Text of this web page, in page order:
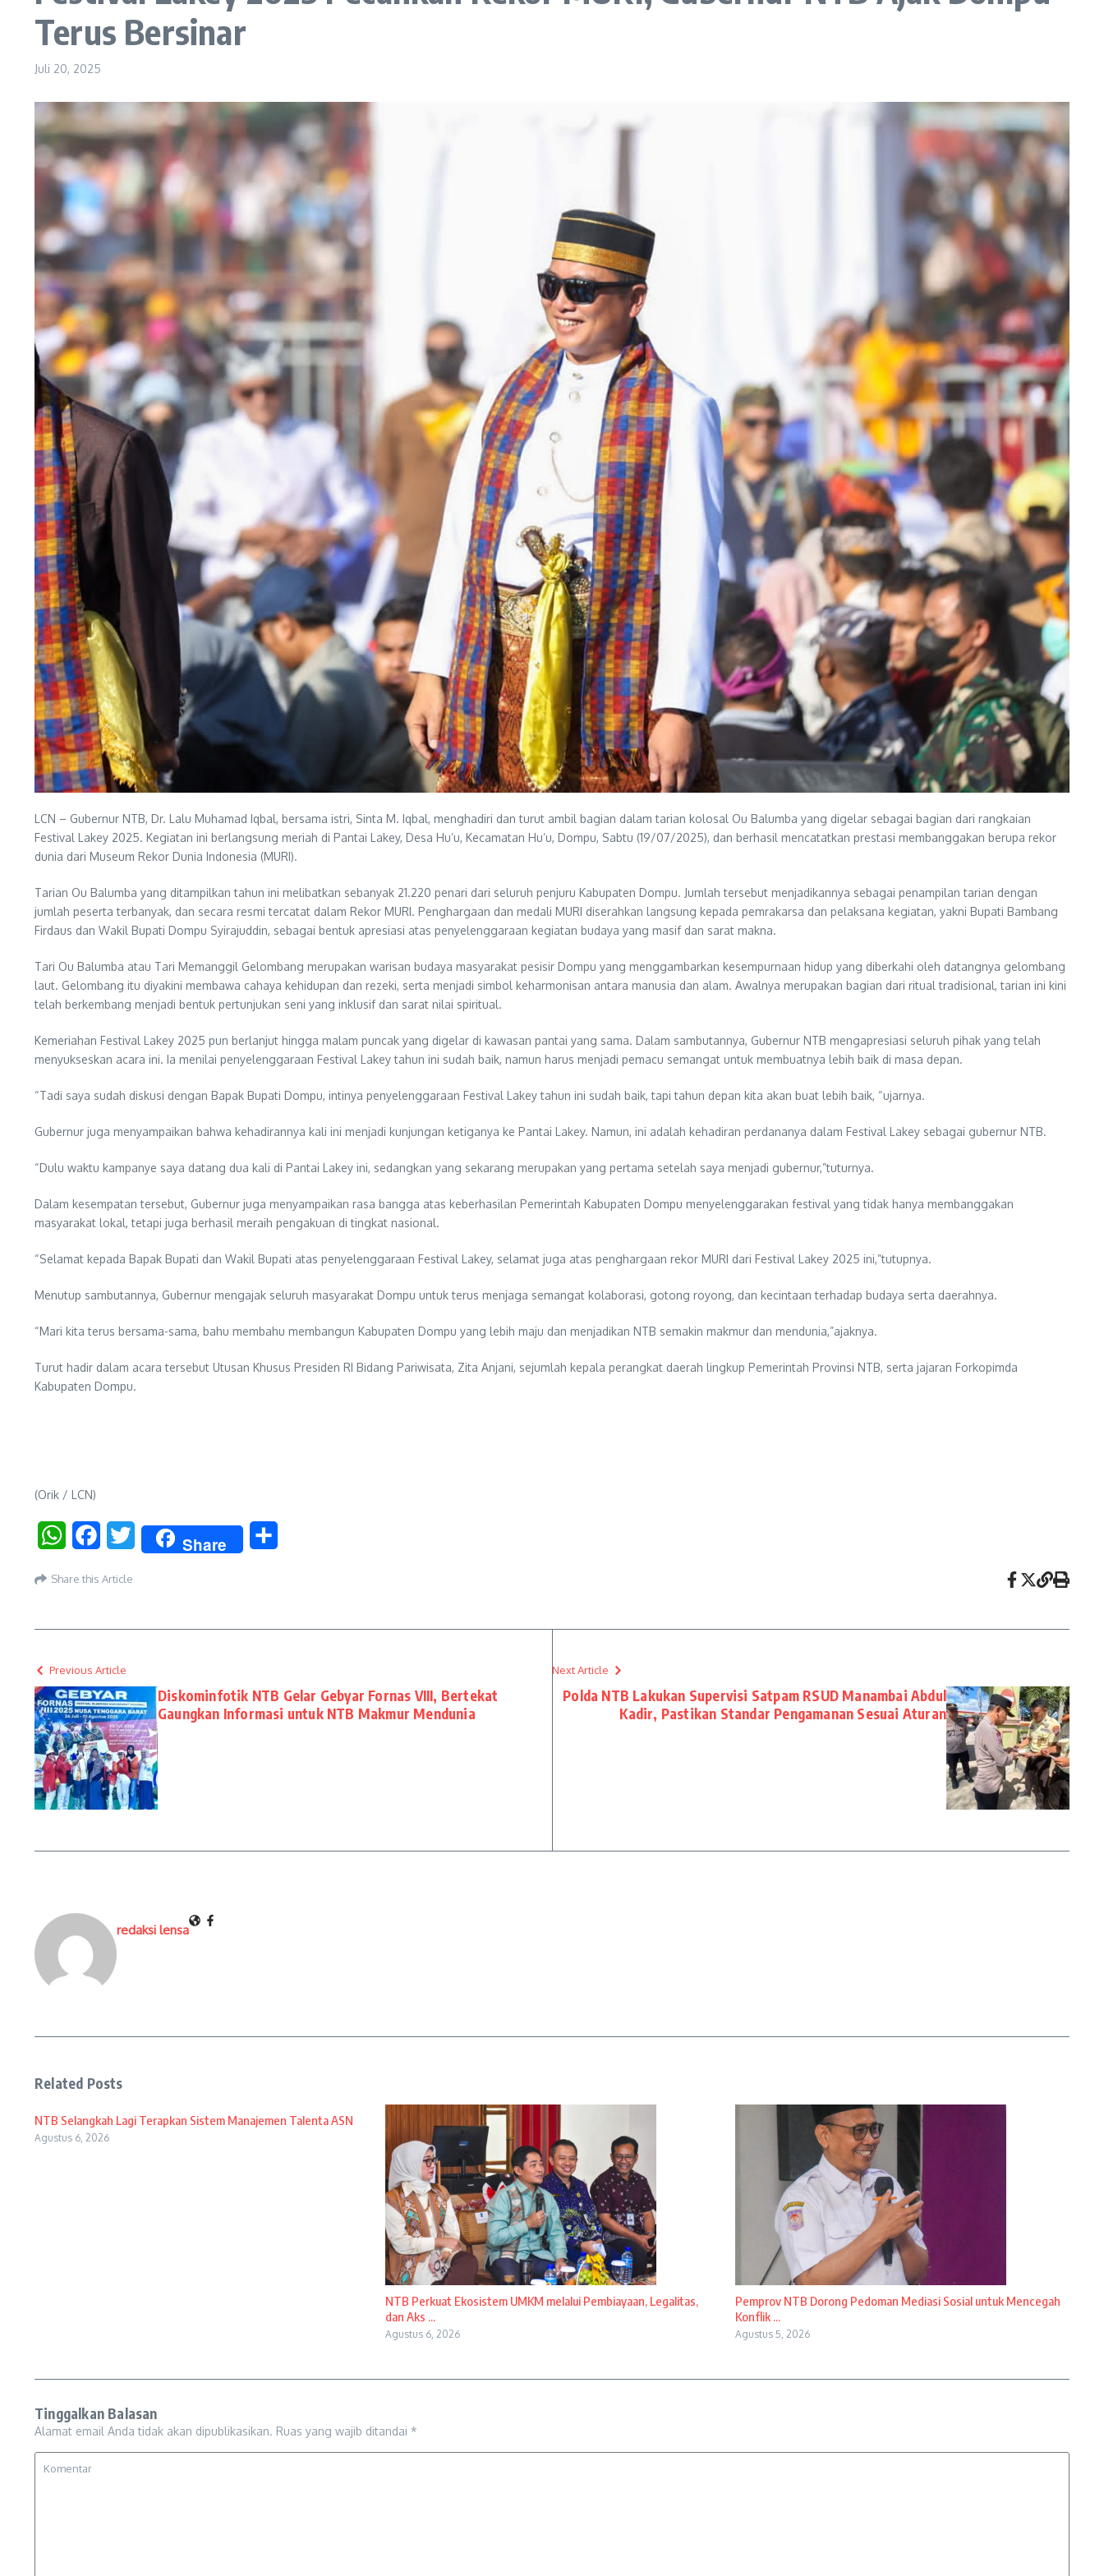
Terus Bersinar
Juli 20, 2025
LCN – Gubernur NTB, Dr. Lalu Muhamad Iqbal, bersama istri, Sinta M. Iqbal, menghadiri dan turut ambil bagian dalam tarian kolosal Ou Balumba yang digelar sebagai bagian dari rangkaian
Festival Lakey 2025. Kegiatan ini berlangsung meriah di Pantai Lakey, Desa Hu’u, Kecamatan Hu’u, Dompu, Sabtu (19/07/2025), dan berhasil mencatatkan prestasi membanggakan berupa rekor
dunia dari Museum Rekor Dunia Indonesia (MURI).
Tarian Ou Balumba yang ditampilkan tahun ini melibatkan sebanyak 21.220 penari dari seluruh penjuru Kabupaten Dompu. Jumlah tersebut menjadikannya sebagai penampilan tarian dengan
jumlah peserta terbanyak, dan secara resmi tercatat dalam Rekor MURI. Penghargaan dan medali MURI diserahkan langsung kepada pemrakarsa dan pelaksana kegiatan, yakni Bupati Bambang
Firdaus dan Wakil Bupati Dompu Syirajuddin, sebagai bentuk apresiasi atas penyelenggaraan kegiatan budaya yang masif dan sarat makna.
Tari Ou Balumba atau Tari Memanggil Gelombang merupakan warisan budaya masyarakat pesisir Dompu yang menggambarkan kesempurnaan hidup yang diberkahi oleh datangnya gelombang
laut. Gelombang itu diyakini membawa cahaya kehidupan dan rezeki, serta menjadi simbol keharmonisan antara manusia dan alam. Awalnya merupakan bagian dari ritual tradisional, tarian ini kini
telah berkembang menjadi bentuk pertunjukan seni yang inklusif dan sarat nilai spiritual.
Kemeriahan Festival Lakey 2025 pun berlanjut hingga malam puncak yang digelar di kawasan pantai yang sama. Dalam sambutannya, Gubernur NTB mengapresiasi seluruh pihak yang telah
menyukseskan acara ini. Ia menilai penyelenggaraan Festival Lakey tahun ini sudah baik, namun harus menjadi pemacu semangat untuk membuatnya lebih baik di masa depan.
“Tadi saya sudah diskusi dengan Bapak Bupati Dompu, intinya penyelenggaraan Festival Lakey tahun ini sudah baik, tapi tahun depan kita akan buat lebih baik, “ujarnya.
Gubernur juga menyampaikan bahwa kehadirannya kali ini menjadi kunjungan ketiganya ke Pantai Lakey. Namun, ini adalah kehadiran perdananya dalam Festival Lakey sebagai gubernur NTB.
“Dulu waktu kampanye saya datang dua kali di Pantai Lakey ini, sedangkan yang sekarang merupakan yang pertama setelah saya menjadi gubernur,”tuturnya.
Dalam kesempatan tersebut, Gubernur juga menyampaikan rasa bangga atas keberhasilan Pemerintah Kabupaten Dompu menyelenggarakan festival yang tidak hanya membanggakan
masyarakat lokal, tetapi juga berhasil meraih pengakuan di tingkat nasional.
“Selamat kepada Bapak Bupati dan Wakil Bupati atas penyelenggaraan Festival Lakey, selamat juga atas penghargaan rekor MURI dari Festival Lakey 2025 ini,”tutupnya.
Menutup sambutannya, Gubernur mengajak seluruh masyarakat Dompu untuk terus menjaga semangat kolaborasi, gotong royong, dan kecintaan terhadap budaya serta daerahnya.
“Mari kita terus bersama-sama, bahu membahu membangun Kabupaten Dompu yang lebih maju dan menjadikan NTB semakin makmur dan mendunia,”ajaknya.
Turut hadir dalam acara tersebut Utusan Khusus Presiden RI Bidang Pariwisata, Zita Anjani, sejumlah kepala perangkat daerah lingkup Pemerintah Provinsi NTB, serta jajaran Forkopimda
Kabupaten Dompu.
(Orik / LCN)
WhatsAppFacebookTwitter Share
Share this Article
Previous Article
Diskominfotik NTB Gelar Gebyar Fornas VIII, Bertekat
Gaungkan Informasi untuk NTB Makmur Mendunia
Next Article
Polda NTB Lakukan Supervisi Satpam RSUD Manambai Abdul
Kadir, Pastikan Standar Pengamanan Sesuai Aturan
redaksi lensa
Related Posts
NTB Selangkah Lagi Terapkan Sistem Manajemen Talenta ASN
Agustus 6, 2026
NTB Perkuat Ekosistem UMKM melalui Pembiayaan, Legalitas,
dan Aks ...
Agustus 6, 2026
Pemprov NTB Dorong Pedoman Mediasi Sosial untuk Mencegah
Konflik ...
Agustus 5, 2026
Tinggalkan Balasan
Alamat email Anda tidak akan dipublikasikan. Ruas yang wajib ditandai *